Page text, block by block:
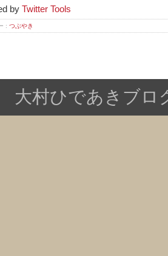
by Twitter Tools
: つぶやき
大村ひであきブロ